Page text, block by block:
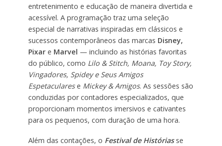
entretenimento e educação de maneira divertida e
acessível. A programação traz uma seleção
especial de narrativas inspiradas em clássicos e
sucessos contemporâneos das marcas Disney,
Pixar e Marvel — incluindo as histórias favoritas
do público, como Lilo & Stitch, Moana, Toy Story,
Vingadores, Spidey e Seus Amigos
Espetacularese Mickey & Amigos. As sessões são
conduzidas por contadores especializados, que
proporcionam momentos imersivos e cativantes
para os pequenos, com duração de uma hora.
Além das contações, o Festival de Históriasse